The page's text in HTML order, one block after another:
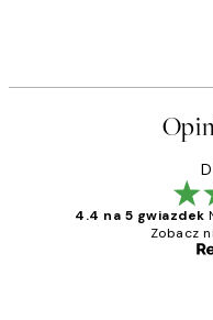
4.4 na 5 gwiazdek
Zobacz